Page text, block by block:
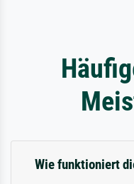
Wie funktioniert